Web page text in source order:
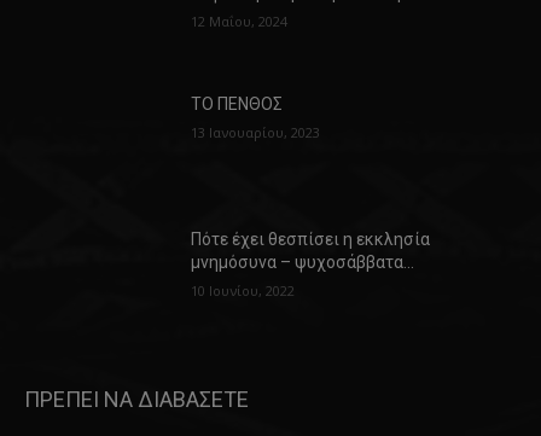
12 Μαΐου, 2024
ΤΟ ΠΕΝΘΟΣ
13 Ιανουαρίου, 2023
Πότε έχει θεσπίσει η εκκλησία
μνημόσυνα – ψυχοσάββατα…
10 Ιουνίου, 2022
ΠΡΕΠΕΙ ΝΑ ΔΙΑΒΑΣΕΤΕ